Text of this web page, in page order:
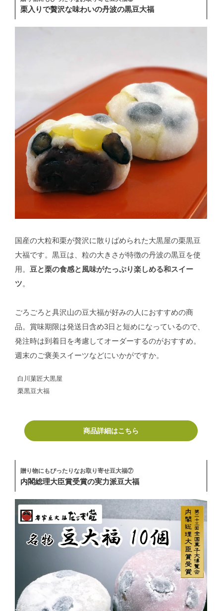
栗入りで贅沢な味わいの丹波の黒豆大福
国産の大粒和栗が贅沢に散りばめられた大黒屋の栗黒豆
大福です。黒豆は、粒の大きさが特徴の丹波の黒豆を使
用。 豆と栗の食感と風味がたっぷり楽しめる和スイー
ツ。
ごろごろと具沢山の豆大福が好みの人におすすめの商
品。賞味期限は発送日含め3日と短めになっているので、
発注時は到着日を考慮してオーダーするのがおすすめ。
週末のご褒美スイーツなどにいかがですか。
白川菓匠大黒屋
栗黒豆大福
商品詳細はこちら
贈り物にもぴったりなお取り寄せ豆大福⑦
内閣総理大臣賞受賞の実力派豆大福